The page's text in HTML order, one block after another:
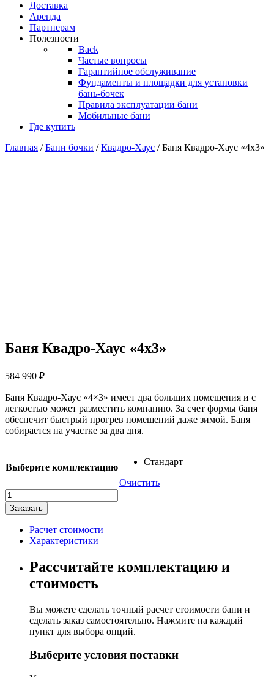
Доставка
Аренда
Партнерам
Полезности
Back
Частые вопросы
Гарантийное обслуживание
Фундаменты и площадки для установки
бань-бочек
Правила эксплуатации бани
Мобильные бани
Где купить
Главная /Бани бочки /Квадро-Хаус / Баня Квадро-Хаус «4х3»
Баня Квадро-Хаус «4х3»
584 990 ₽
Баня Квадро-Хаус «4×3» имеет два больших помещения и с
легкостью может разместить компанию. За счет формы баня
обеспечит быстрый прогрев помещений даже зимой. Баня
собирается на участке за два дня.
Выберите комплектацию
Стандарт
Очистить
Количество
товара
Баня
Квадро-
Хаус
Заказать
Расчет стоимости
Характеристики
Рассчитайте комплектацию и
стоимость
Вы можете сделать точный расчет стоимости бани и
сделать заказ самостоятельно. Нажмите на каждый
пункт для выбора опций.
Выберите условия поставки